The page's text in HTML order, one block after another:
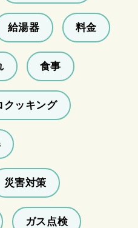
給湯器 料金
食事
クッキング
災害対策
ガス点検